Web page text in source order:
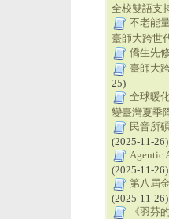
全校雙語支
不老能
臺師大跨世
僑生先
臺師大
25)
全球暖
變臺灣夏季
民音所
(2025-11-26)
Agentic
(2025-11-26)
第八屆
(2025-11-26)
《羽芬